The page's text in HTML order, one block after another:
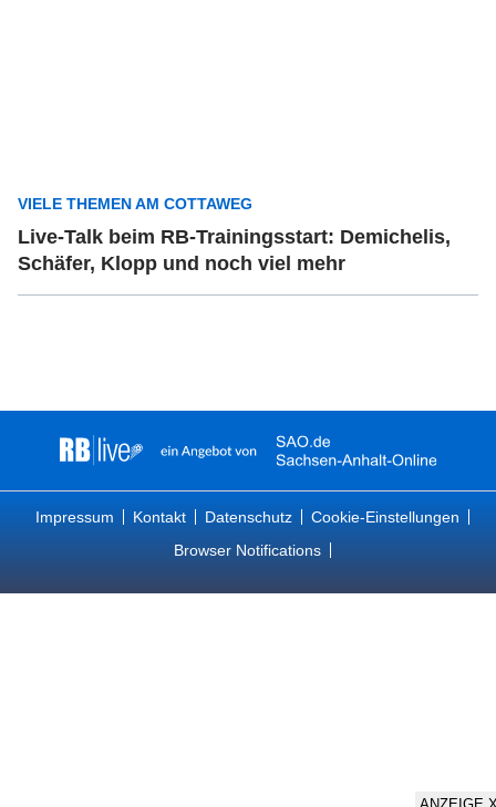
VIELE THEMEN AM COTTAWEG
Live-Talk beim RB-Trainingsstart: Demichelis,
Schäfer, Klopp und noch viel mehr
Impressum Kontakt Datenschutz
Cookie-Einstellungen
Browser Notifications